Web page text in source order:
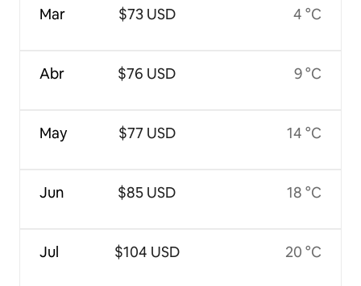
Mar
Abr
May
Jun
Jul
$73 USD
$76 USD
$77 USD
$85 USD
$104 USD
4 °C
9 °C
14 °C
18 °C
20 °C